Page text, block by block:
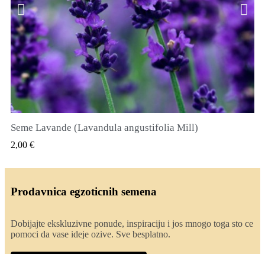
QUICK VIEW
Seme Lavande (Lavandula angustifolia Mill)
2,00 €
Prodavnica egzoticnih semena
Dobijajte ekskluzivne ponude, inspiraciju i jos mnogo toga sto ce
pomoci da vase ideje ozive. Sve besplatno.